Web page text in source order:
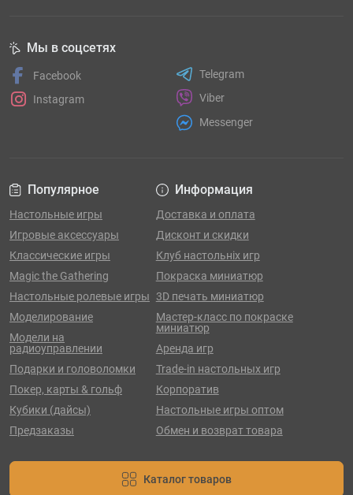
Популярное
Настольные игры
Игровые аксессуары
Классические игры
Magic the Gathering
Настольные ролевые игры
Моделирование
Модели на
радиоуправлении
Подарки и головоломки
Покер, карты & гольф
Кубики (дайсы)
Предзаказы
Информация
Доставка и оплата
Дисконт и скидки
Клуб настольніх игр
Покраска миниатюр
3D печать миниатюр
Мастер-класс по покраске
миниатюр
Аренда игр
Trade-in настольных игр
Корпоратив
Настольные игры оптом
Обмен и возврат товара
Каталог товаров
Мы в соцсетях
Facebook
Instagram
Telegram
Viber
Messenger